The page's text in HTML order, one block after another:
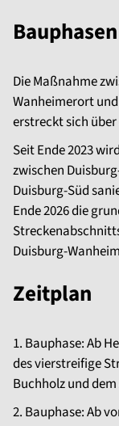
Bauphasen
Die Maßnahme
Wanheimerort
erstreckt sich
Seit Ende 2023
zwischen
Duisburg-Süd
Ende 2026 die
Duisburg-
Zeitplan
1. Bauphase: Ab
des vierstreifige
Buchholz und
2. Bauphase: Ab